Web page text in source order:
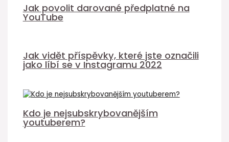
Jak povolit darované předplatné na
YouTube
Jak vidět příspěvky, které jste označili
jako líbí se v Instagramu 2022
Kdo je nejsubskrybovanějším
youtuberem?